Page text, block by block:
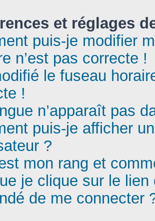
et réglages
puis-je modifier
n’est pas correcte !
le fuseau
!
n’apparaît pas
puis-je afficher
?
mon rang et
je clique sur le lien
de me connecter